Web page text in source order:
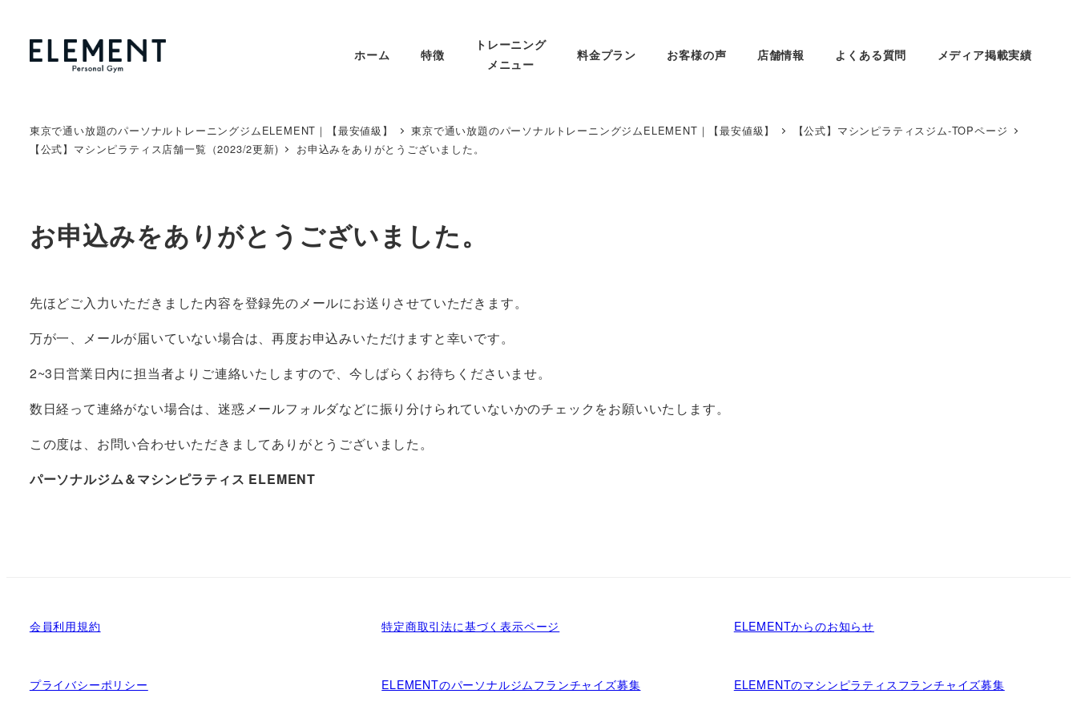
ホーム 特徴
トレーニング
メニュー
料金プラン お客様の声 店舗情報 よくある質問 メディア掲載実績
東京で通い放題のパーソナルトレーニングジムELEMENT｜【最安値級】 東京で通い放題のパーソナルトレーニングジムELEMENT｜【最安値級】
【公式】マシンピラティスジム-TOPページ
【公式】マシンピラティス店舗一覧（2023/2更新)
お申込みをありがとうございました。
お申込みをありがとうございました。
先ほどご入力いただきました内容を登録先のメールにお送りさせていただきます。
万が一、メールが届いていない場合は、再度お申込みいただけますと幸いです。
2~3日営業日内に担当者よりご連絡いたしますので、今しばらくお待ちくださいませ。
数日経って連絡がない場合は、迷惑メールフォルダなどに振り分けられていないかのチェックをお願いいたします。
この度は、お問い合わせいただきましてありがとうございました。
パーソナルジム＆マシンピラティス ELEMENT
会員利用規約 特定商取引法に基づく表示ページ ELEMENTからのお知らせ
プライバシーポリシー ELEMENTのパーソナルジムフランチャイズ募集 ELEMENTのマシンピラティスフランチャイズ募集